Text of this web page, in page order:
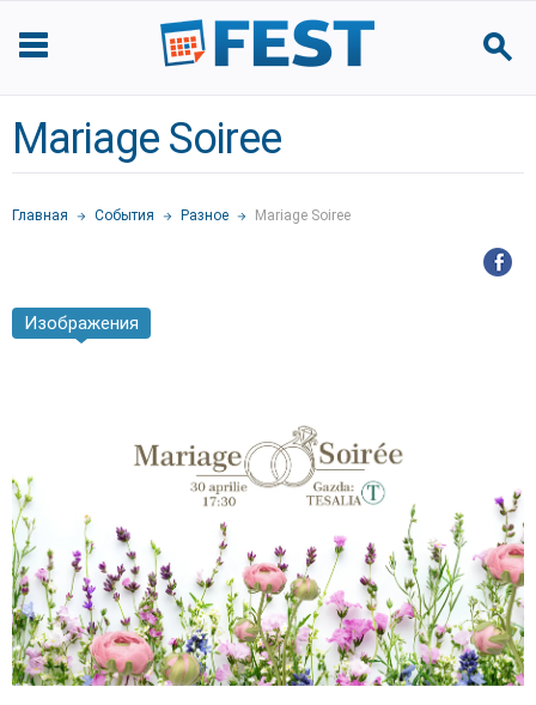
Mariage Soiree
Главная События Разное Mariage Soiree
Изображения